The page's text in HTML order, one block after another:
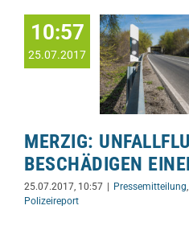
10:57
25.07.2017
MERZIG:
BESCHÄDIGEN
25.07.2017, 10:57 Pressemitteilung,
Polizeireport